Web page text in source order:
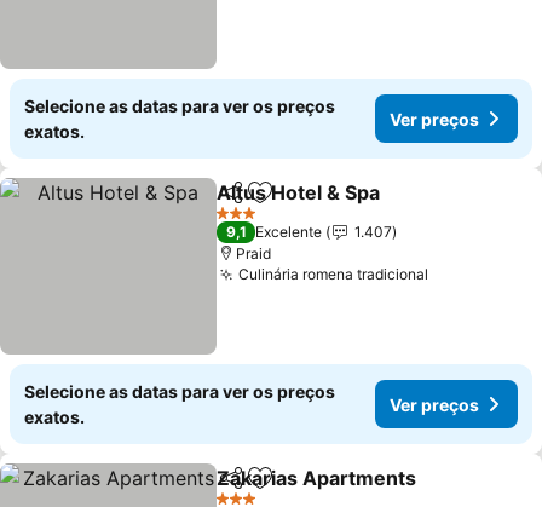
Selecione as datas para ver os preços
exatos.
Ver preços
PartilharAdicionar aos favoritos
Altus Hotel & Spa
3 Estrelas
9,1 Excelente
1.407
Praid
Culinária romena tradicional
Selecione as datas para ver os preços
exatos.
Ver preços
PartilharAdicionar aos favoritos
Zakarias Apartments